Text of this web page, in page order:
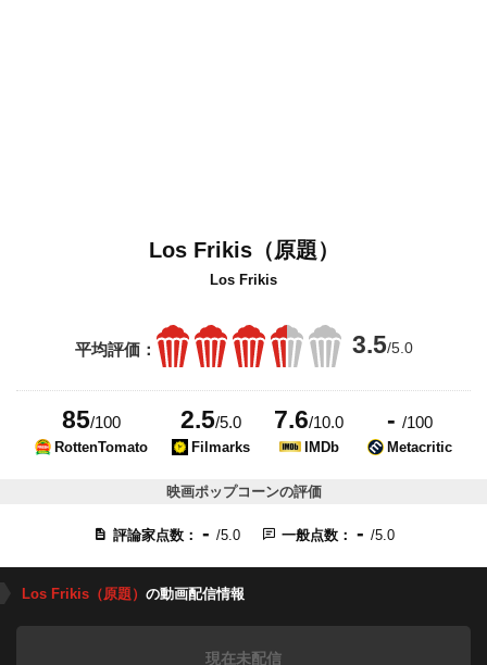
Los Frikis（原題）
Los Frikis
平均評価： 3.5/5.0
85/100
RottenTomato
2.5/5.0
Filmarks
7.6/10.0
IMDb
- /100
Metacritic
映画ポップコーンの評価
評論家点数： - /5.0 一般点数： - /5.0
Los Frikis（原題） の動画配信情報
現在未配信